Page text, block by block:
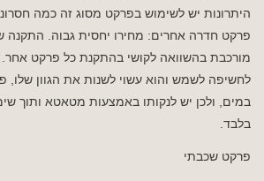
היתרונות יש לשימוש בפרקט מסוג זה כמה
פרקט חדרה אחרים: מחירו יחסית גבוה.
מורכבת בהשוואה לקושי בהתקנת כל פרקט אחר.
לחשיפה לשמש והוא עשוי לשנות את הגוון
במים, ולכן יש לנקותו באמצעות מטאטא ותוך
בלבד.
פרקט שכבתי